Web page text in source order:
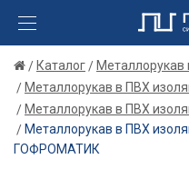
Каталог
Металлорукав
Металлорукав в ПВХ
Металлорукав в ПВХ
Металлорукав в ПВХ
ГОФРОМАТИК